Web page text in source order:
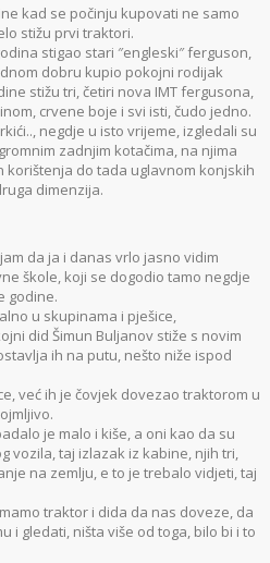
kad se počinju kupovati ne samo
stižu prvi traktori.
stigao stari ″engleski″ ferguson,
dobru kupio pokojni rodijak
stižu tri, četiri nova IMT fergusona,
crvene boje i svi isti, čudo jedno.
negdje u isto vrijeme, izgledali su
zadnjim kotačima, na njima
korištenja do tada uglavnom konjskih
dimenzija.
da ja i danas vrlo jasno vidim
škole, koji se dogodio tamo negdje
godine.
u skupinama i pješice,
did Šimun Buljanov stiže s novim
ih na putu, nešto niže ispod
već ih je čovjek dovezao traktorom u
je malo i kiše, a oni kao da su
vozila, taj izlazak iz kabine, njih tri,
na zemlju, e to je trebalo vidjeti, taj
traktor i dida da nas doveze, da
i gledati, ništa više od toga, bilo bi i to